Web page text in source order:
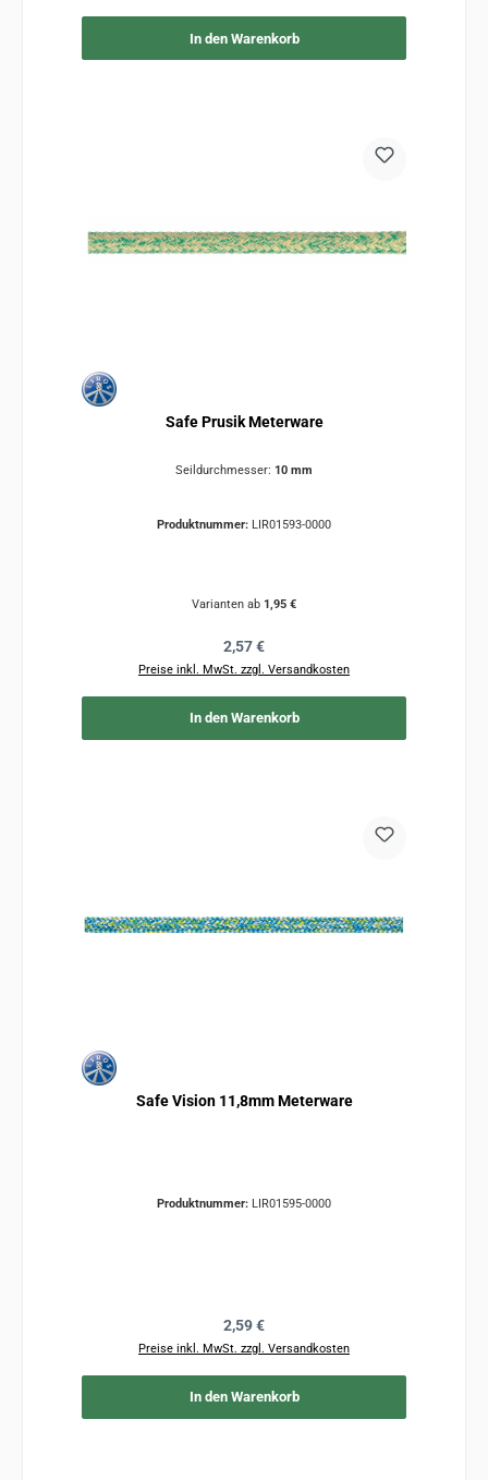
In den Warenkorb
Safe Prusik Meterware
Seildurchmesser: 10 mm
Produktnummer: LIR01593-0000
Varianten ab 1,95 €
Regulärer Preis:
2,57 €
Preise inkl. MwSt. zzgl. Versandkosten
In den Warenkorb
Safe Vision 11,8mm Meterware
Produktnummer: LIR01595-0000
Regulärer Preis:
2,59 €
Preise inkl. MwSt. zzgl. Versandkosten
In den Warenkorb